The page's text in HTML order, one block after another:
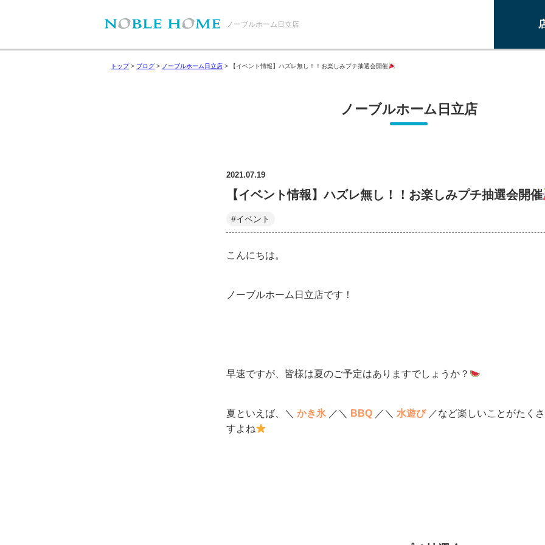
ノーブルホーム日立店
トップ> ブログ > ノーブルホーム日立店 > 【イベント情報】ハズレ無し！！お楽しみプチ抽選会開催
ノーブルホーム日立店
2021.07.19
【イベント情報】ハズレ無し！！お楽しみプチ抽選会開催
#イベント
こんにちは。
ノーブルホーム日立店です！
早速ですが、皆様は夏のご予定はありますでしょうか？
夏といえば、＼ かき氷 ／＼ BBQ ／＼ 水遊び／など楽しいことがたく
すよね